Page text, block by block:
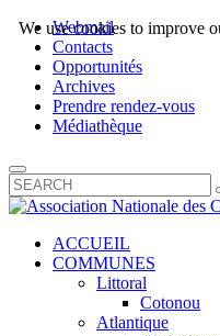
Webmail
Contacts
Opportunités
Archives
Prendre rendez-vous
Médiathèque
ACCUEIL
COMMUNES
Littoral
Cotonou
Atlantique
We use cookies to improve